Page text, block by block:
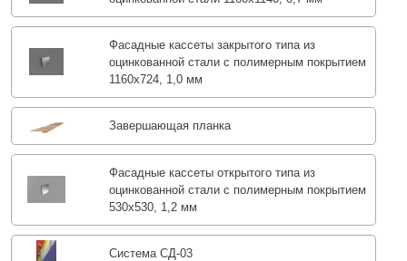
Фасадные кассеты закрытого типа из
оцинкованной стали с полимерным покрытием
1160х724, 1,0 мм
Завершающая планка
Фасадные кассеты открытого типа из
оцинкованной стали с полимерным покрытием
530х530, 1,2 мм
Система СД-03